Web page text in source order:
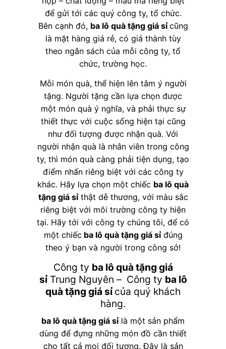
để gửi tới các quý công ty, tổ chức.
Bên cạnh đó, ba lô quà tặng giá sỉ cũng
là mặt hàng giá rẻ, có giá thành tùy
theo ngân sách của mỗi công ty, tổ
chức, trường học.
Mỗi món quà, thể hiện lên tâm ý người
tặng. Người tặng cần lựa chọn được
một món quà ý nghĩa, và phải thực sự
thiết thực với cuộc sống hiện tại cũng
như đối tượng được nhận quà. Với
người nhận quà là nhân viên trong công
ty, thì món quà càng phải tiện dụng, tạo
điểm nhấn riêng biệt với các công ty
khác. Hãy lựa chọn một chiếc ba lô quà
tặng giá sỉthật dễ thương, với màu sắc
riêng biệt với môi trường công ty hiện
tại. Hãy tới với công ty chúng tôi, để có
một chiếc ba lô quà tặng giá sỉđúng
theo ý bạn và người trong công sở!
Công ty ba lô quà tặng giá
sỉTrung Nguyên – Công ty ba lô
quà tặng giá sỉ của quý khách
hàng.
ba lô quà tặng giá sỉlà một sản phẩm
dùng để đựng những món đồ cần thiết
cho tất cả mọi đối tượng. Đây là sản